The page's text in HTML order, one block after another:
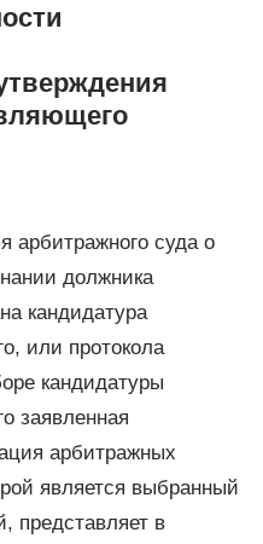
арбитражного суда о
должника
кандидатура
или протокола
кандидатуры
заявленная
арбитражных
является выбранный
представляет в